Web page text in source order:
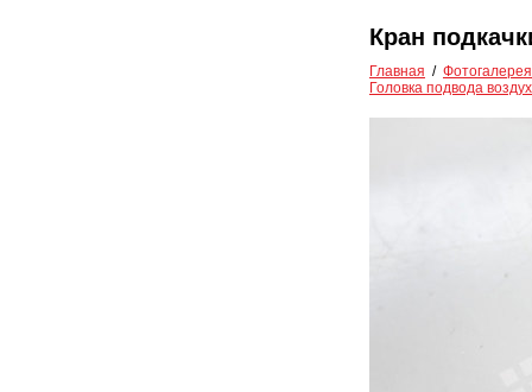
Кран
Главная
Фотогалерея
Головка подвода